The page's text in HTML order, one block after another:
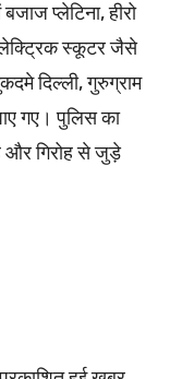
प्लेटिना, हीरो
स्कूटर जैसे
दिल्ली, गुरुग्राम
गए। पुलिस का
और गिरोह से जुड़े